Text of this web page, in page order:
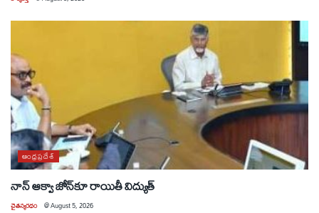
ఆంధ్రప్రదేశ్
నాన్ ఆక్వా జోన్‌కూ రాయితీ విద్యుత్
చైతన్యరధం @August 5, 2026